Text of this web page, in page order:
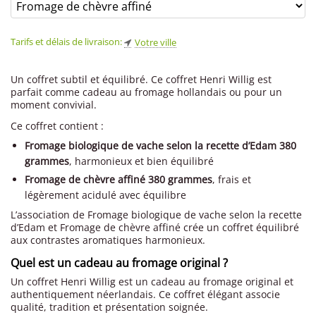
Tarifs et délais de livraison: Votre ville
Un coffret subtil et équilibré. Ce coffret Henri Willig est
parfait comme cadeau au fromage hollandais ou pour un
moment convivial.
Ce coffret contient :
Fromage biologique de vache selon la recette d’Edam 380
grammes, harmonieux et bien équilibré
Fromage de chèvre affiné 380 grammes, frais et
légèrement acidulé avec équilibre
L’association de Fromage biologique de vache selon la recette
d’Edam et Fromage de chèvre affiné crée un coffret équilibré
aux contrastes aromatiques harmonieux.
Quel est un cadeau au fromage original ?
Un coffret Henri Willig est un cadeau au fromage original et
authentiquement néerlandais. Ce coffret élégant associe
qualité, tradition et présentation soignée.